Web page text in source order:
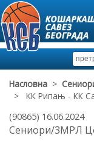
Насловна >
> КК Рипањ - КК
(90865) 16.06.2024
Сениори/3МРЛ